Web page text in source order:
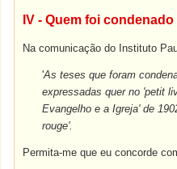
IV - Quem foi
Na comunicação do Instituto
'As teses que foram
expressadas quer no 'petit
Evangelho e a Igreja' de
rouge'.
Permita-me que eu concorde